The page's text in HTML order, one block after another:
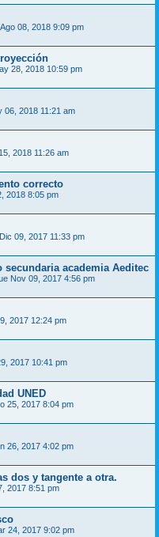
Ago 08, 2018 9:09 pm
28, 2018 10:59 pm
06, 2018 11:21 am
2018 11:26 am
correcto
2018 8:05 pm
09, 2017 11:33 pm
academia Aeditec
Nov 09, 2017 4:56 pm
2017 12:24 pm
2017 10:41 pm
UNED
25, 2017 8:04 pm
26, 2017 4:02 pm
dos y tangente a otra.
2017 8:51 pm
24, 2017 9:02 pm